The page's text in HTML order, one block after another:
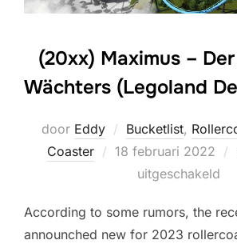
(20xx) Maximus –
Wächters (Legoland
door Eddy Bucketlist,
Coaster
Geplaatst
18 februari 2022
uitgeschakeld
According to some rumors, the
announched new for 2023